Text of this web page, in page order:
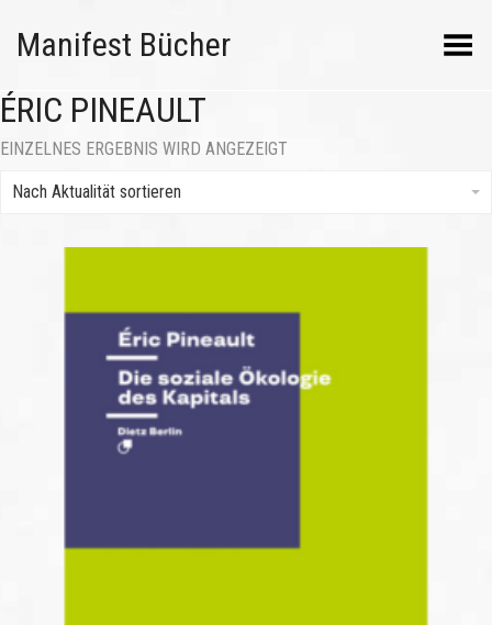
Manifest Bücher Menü umschalten
ÉRIC PINEAULT
EINZELNES ERGEBNIS WIRD ANGEZEIGT
Nach Aktualität sortieren